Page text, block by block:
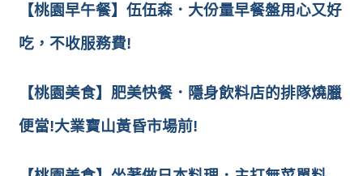
【桃園早午餐】伍伍森．大份量早餐盤用心又好
吃，不收服務費!
【桃園美食】肥美快餐．隱身飲料店的排隊燒臘
便當!大業寶山黃昏市場前!